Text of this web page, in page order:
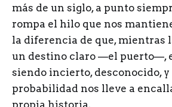
más de un siglo, a punto
rompa el hilo que nos
la diferencia de que, mientras
un destino claro —el puerto—,
siendo incierto, desconocido, y
probabilidad nos lleve a
propia historia.